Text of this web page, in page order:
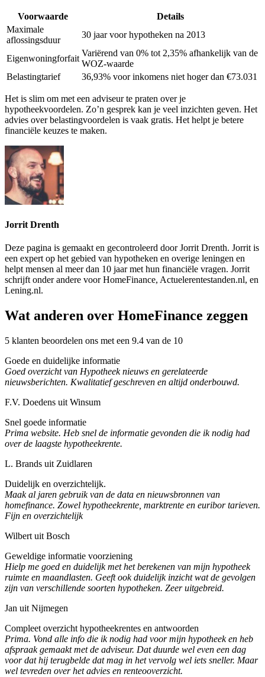
Voorwaarde
Details
Maximale
aflossingsduur
30 jaar voor hypotheken na 2013
Eigenwoningforfait
Variërend van 0% tot 2,35% afhankelijk van de
WOZ-waarde
Belastingtarief
36,93% voor inkomens niet hoger dan €73.031
Het is slim om met een adviseur te praten over je
hypotheekvoordelen. Zo’n gesprek kan je veel inzichten geven. Het
advies over belastingvoordelen is vaak gratis. Het helpt je betere
financiële keuzes te maken.
Jorrit Drenth
Deze pagina is gemaakt en gecontroleerd door Jorrit Drenth. Jorrit is
een expert op het gebied van hypotheken en overige leningen en
helpt mensen al meer dan 10 jaar met hun financiële vragen. Jorrit
schrijft onder andere voor HomeFinance, Actuelerentestanden.nl, en
Lening.nl.
Wat anderen over HomeFinance zeggen
5 klanten beoordelen ons met een 9.4 van de 10
Goede en duidelijke informatie
Goed overzicht van Hypotheek nieuws en gerelateerde
nieuwsberichten. Kwalitatief geschreven en altijd onderbouwd.
F.V. Doedens uit Winsum
Snel goede informatie
Prima website. Heb snel de informatie gevonden die ik nodig had
over de laagste hypotheekrente.
L. Brands uit Zuidlaren
Duidelijk en overzichtelijk.
Maak al jaren gebruik van de data en nieuwsbronnen van
homefinance. Zowel hypotheekrente, marktrente en euribor tarieven.
Fijn en overzichtelijk
Wilbert uit Bosch
Geweldige informatie voorziening
Hielp me goed en duidelijk met het berekenen van mijn hypotheek
ruimte en maandlasten. Geeft ook duidelijk inzicht wat de gevolgen
zijn van verschillende soorten hypotheken. Zeer uitgebreid.
Jan uit Nijmegen
Compleet overzicht hypotheekrentes en antwoorden
Prima. Vond alle info die ik nodig had voor mijn hypotheek en heb
afspraak gemaakt met de adviseur. Dat duurde wel even een dag
voor dat hij terugbelde dat mag in het vervolg wel iets sneller. Maar
wel tevreden over het advies en renteooverzicht.